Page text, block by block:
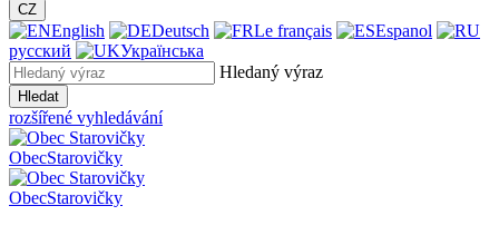
CZ
English Deutsch Le français
Espanol
русский
Українська
Hledaný výraz
Hledat
rozšířené vyhledávání
ObecStarovičky
ObecStarovičky